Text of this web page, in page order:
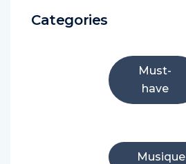
Categories
Must-
have
Musique